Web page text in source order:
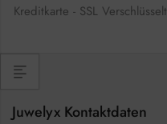
Kreditkarte - SSL Verschlüsselt
Juwelyx Kontaktdaten